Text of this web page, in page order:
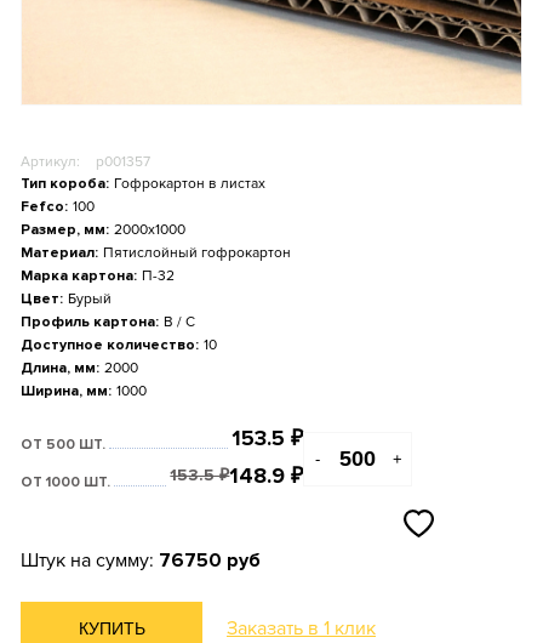
Артикул:
p001357
Тип короба: Гофрокартон в листах
Fefco: 100
Размер, мм: 2000x1000
Материал: Пятислойный гофрокартон
Марка картона: П-32
Цвет: Бурый
Профиль картона: B / С
Доступное количество: 10
Длина, мм: 2000
Ширина, мм: 1000
ОТ 500 ШТ. 153.5₽
ОТ 1000 ШТ. 153.5₽148.9₽
Штук на сумму: 76750 руб
КУПИТЬ Заказать в 1 клик
- +